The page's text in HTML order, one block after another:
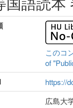
このコ
of
https://
広島大